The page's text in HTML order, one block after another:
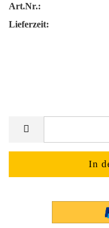
Art.Nr.:
Lieferzeit: